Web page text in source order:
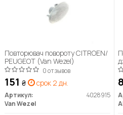
Повторювач повороту CITROEN/
PEUGEOT (Van Wezel)
0 отзывов
151 ₴ срок 2 дн.
Артикул:
4028915
Van Wezel